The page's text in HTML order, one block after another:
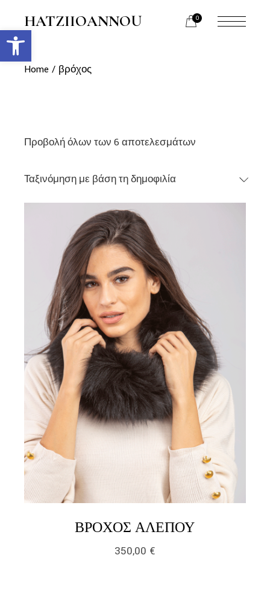
Ανοίξτε τη γραμμή εργαλείων
content
HATZIIOANNOU 0
menu
Home βρόχος
Προβολή όλων των 6 αποτελεσμάτων
Ταξινόμηση με βάση τη δημοφιλία
link
ΒΡΌΧΟΣ ΑΛΕΠΟΎLINK
350,00 €